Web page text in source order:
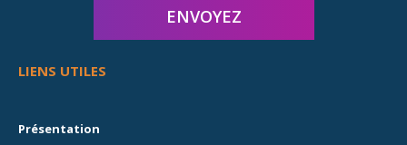
LIENS UTILES
Présentation